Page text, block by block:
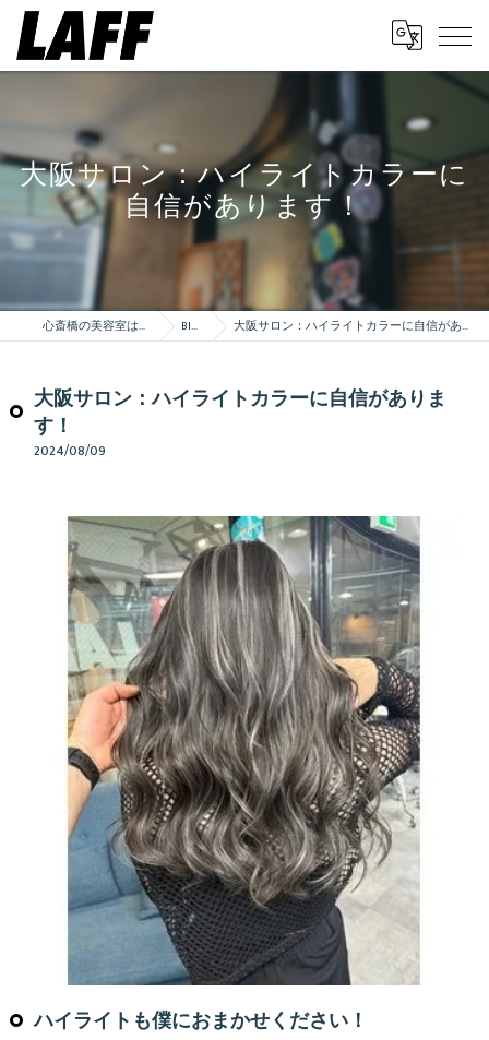
大阪サロン：ハイライトカラーに
自信があります！
心斎橋の美容室はLAFF Blog 大阪サロン：ハイライトカラーに自信があります！
大阪サロン：ハイライトカラーに自信がありま
す！
2024/08/09
ハイライトも僕におまかせください！